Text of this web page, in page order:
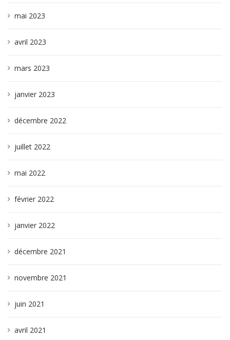
mai 2023
avril 2023
mars 2023
janvier 2023
décembre 2022
juillet 2022
mai 2022
février 2022
janvier 2022
décembre 2021
novembre 2021
juin 2021
avril 2021